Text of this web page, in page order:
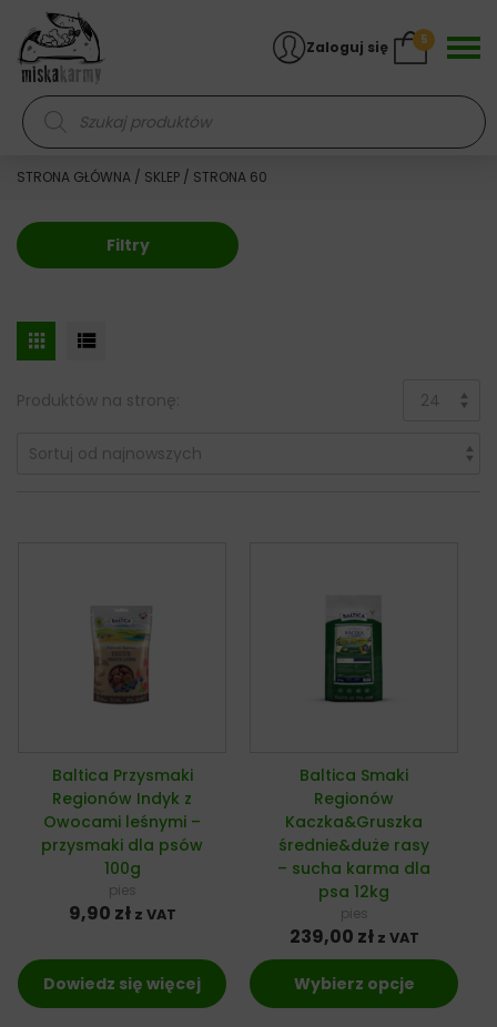
Skocz do treści
Wyszukiwarka produktów
Zaloguj się 5
STRONA GŁÓWNA / SKLEP / STRONA 60
Filtry
Produktów na stronę:
Baltica Przysmaki
Regionów Indyk z
Owocami leśnymi –
przysmaki dla psów
100g
pies
9,90 zł z VAT
Dowiedz się więcej
Baltica Smaki
Regionów
Kaczka&Gruszka
średnie&duże rasy
– sucha karma dla
psa 12kg
pies
239,00 zł z VAT
Wybierz opcje